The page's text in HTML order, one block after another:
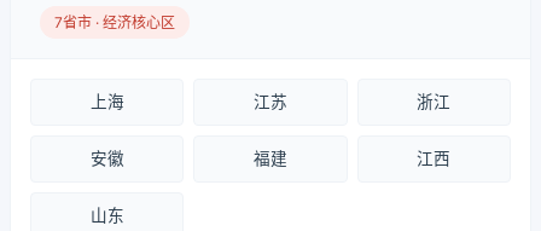
7省市 · 经济核心区
上海 江苏 浙江
安徽 福建 江西
山东